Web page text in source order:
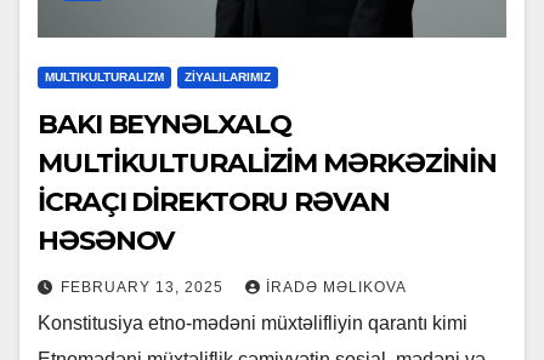
MULTIKULTURALIZM ZİYALILARIMIZ
BAKI BEYNƏLXALQ
MULTİKULTURALİZİM MƏRKƏZİNİN
İCRAÇI DİREKTORU RƏVAN
HƏSƏNOV
FEBRUARY 13, 2025 İRADƏ MƏLIKOVA
Konstitusiya etno-mədəni müxtəlifliyin qarantı kimi